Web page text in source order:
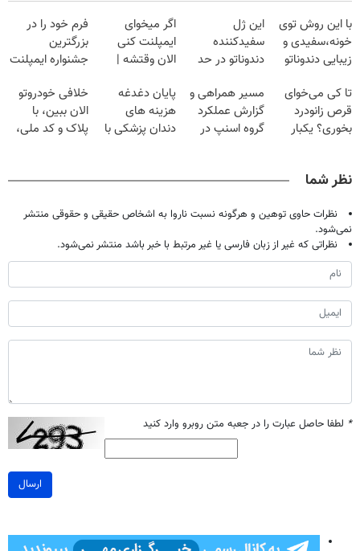
با این روش توی
خونه،سفیدی و
زیبایی دندوناتو
(40%off)
این ژل
سفیدکننده
دندوناتو در حد
میکنه
(40%تخفیف)
اگر میخوای
ایمپلنت کنی
الان وقتشه |
میلیون تومان!!!
فرم خود را در
بزرگترین
جشنواره ایمپلنت
فقط ۲۵ میلیون
تا کی می‌خوای
قرص زانودرد
بخوری؟ یکبار
مسیر همراهی و
گزارش عملکرد
گروه اسنپ در
پایان دغدغه
هزینه های
دندان پزشکی با
خلافی خودروتو
الان ببین، با
پلاک و کد ملی،
نظر شما
نظرات حاوی توهین و هرگونه نسبت ناروا به اشخاص حقیقی و حقوقی منتشر
نمی‌شود.
نظراتی که غیر از زبان فارسی یا غیر مرتبط با خبر باشد منتشر نمی‌شود.
* لطفا حاصل عبارت را در جعبه متن روبرو وارد کنید
ارسال